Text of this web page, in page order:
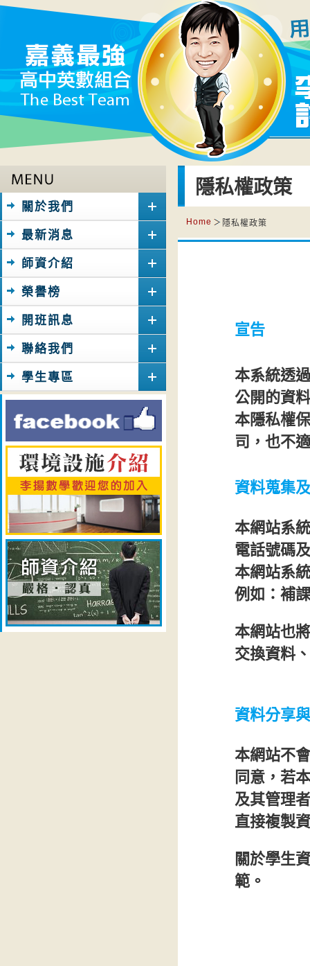
關於我們
最新消息
師資介紹
榮譽榜
開班訊息
聯絡我們
學生專區
隱私權政策
Home 隱私權政策
宣告
本系統透
公開的資
本隱私權
司，也不
資料蒐集
本網站系
電話號碼
本網站系
例如：補
本網站也
交換資料
資料分享
本網站不
同意，若
及其管理
直接複製
關於學生
範。